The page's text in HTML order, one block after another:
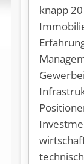
knapp